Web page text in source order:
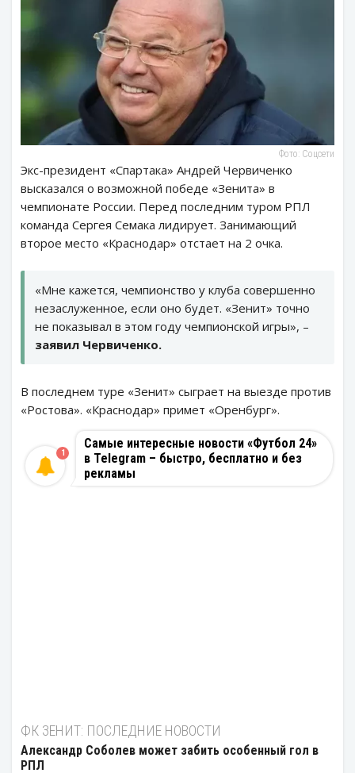
Фото: Соцсети
Экс-президент «Спартака» Андрей Червиченко
высказался о возможной победе «Зенита» в
чемпионате России. Перед последним туром РПЛ
команда Сергея Семака лидирует. Занимающий
второе место «Краснодар» отстает на 2 очка.
«Мне кажется, чемпионство у клуба совершенно
незаслуженное, если оно будет. «Зенит» точно
не показывал в этом году чемпионской игры», –
заявил Червиченко.
В последнем туре «Зенит» сыграет на выезде против
«Ростова». «Краснодар» примет «Оренбург».
Самые интересные новости «Футбол 24»
в Telegram – быстро, бесплатно и без
рекламы
1
ФК ЗЕНИТ: ПОСЛЕДНИЕ НОВОСТИ
Александр Соболев может забить особенный гол в
РПЛ